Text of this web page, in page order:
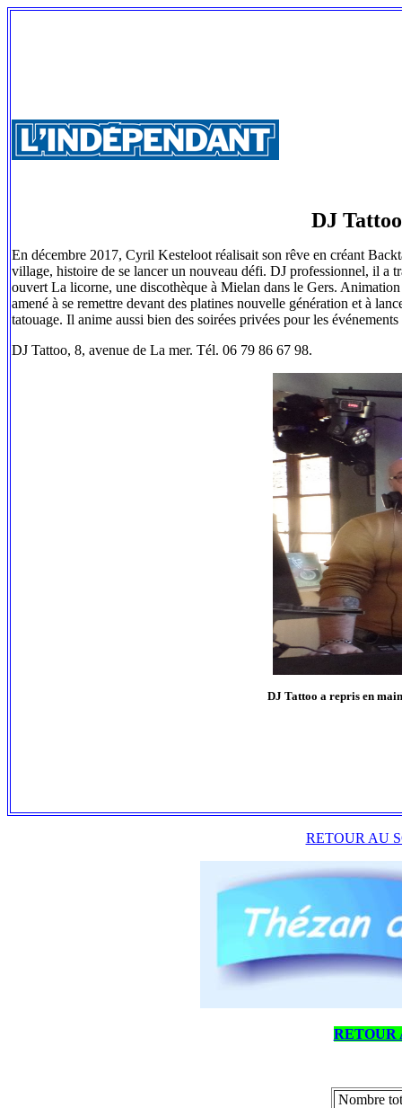
DJ
En décembre 2017, Cyril Kesteloot réalisait son rêve en créant
village, histoire de se lancer un nouveau défi. DJ professionnel, il a
ouvert La licorne, une discothèque à Mielan dans le Gers.
amené à se remettre devant des platines nouvelle génération et à
tatouage. Il anime aussi bien des soirées privées pour les
DJ Tattoo, 8, avenue de La mer. Tél. 06 79 86 67 98.
DJ Tattoo a repris en
RETOUR AU
RETOUR
Nombre